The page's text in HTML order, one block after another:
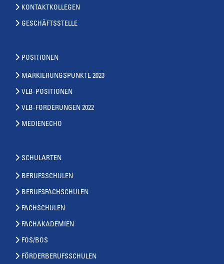
KONTAKTKOLLEGEN
GESCHÄFTSSTELLE
POSITIONEN
MARKIERUNGSPUNKTE 2023
VLB-POSITIONEN
VLB-FORDERUNGEN 2022
MEDIENECHO
SCHULARTEN
BERUFSSCHULEN
BERUFSFACHSCHULEN
FACHSCHULEN
FACHAKADEMIEN
FOS/BOS
FÖRDERBERUFSSCHULEN